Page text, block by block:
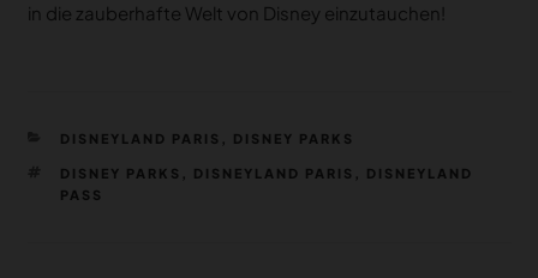
in die zauberhafte Welt von Disney einzutauchen!
KATEGORIEN
DISNEYLAND PARIS DISNEY PARKS
SCHLAGWÖRTER
DISNEY PARKS DISNEYLAND PARIS
DISNEYLAND
PASS